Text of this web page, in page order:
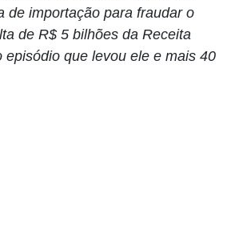
de importação para fraudar o
de R$ 5 bilhões da Receita
episódio que levou ele e mais 40